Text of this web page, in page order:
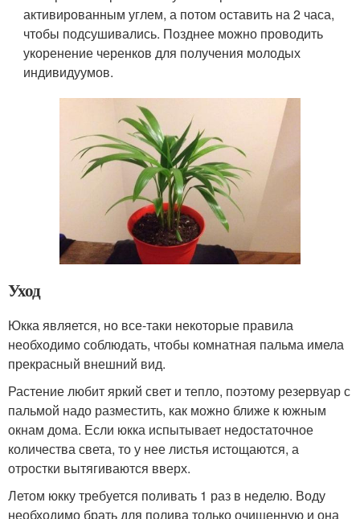
активированным углем, а потом оставить на 2 часа,
чтобы подсушивались. Позднее можно проводить
укоренение черенков для получения молодых
индивидуумов.
Уход
Юкка является, но все-таки некоторые правила
необходимо соблюдать, чтобы комнатная пальма имела
прекрасный внешний вид.
Растение любит яркий свет и тепло, поэтому резервуар с
пальмой надо разместить, как можно ближе к южным
окнам дома. Если юкка испытывает недостаточное
количества света, то у нее листья истощаются, а
отростки вытягиваются вверх.
Летом юкку требуется поливать 1 раз в неделю. Воду
необходимо брать для полива только очищенную и она